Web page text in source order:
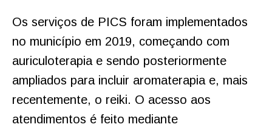
Os serviços de PICS foram implementados
no município em 2019, começando com
auriculoterapia e sendo posteriormente
ampliados para incluir aromaterapia e, mais
recentemente, o reiki. O acesso aos
atendimentos é feito mediante